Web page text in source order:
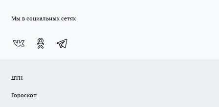
Мы в социальных сетях
ДТП
Гороскоп